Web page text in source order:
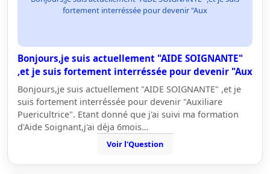
fortement interréssée pour devenir "Aux
Bonjours,je suis actuellement "AIDE SOIGNANTE"
,et je suis fortement interréssée pour devenir "Aux
Bonjours,je suis actuellement "AIDE SOIGNANTE" ,et je
suis fortement interréssée pour devenir "Auxiliare
Puericultrice". Etant donné que j'ai suivi ma formation
d'Aide Soignant,j'ai déja 6mois…
Voir l'Question